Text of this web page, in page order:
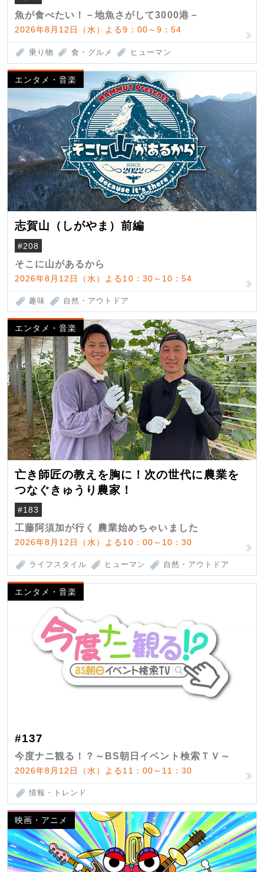
魚が食べたい！－地魚さがして3000港－
2026年8月12日（水）よる9：00～9：54
乗り物 食・グルメ ヒューマン
エンタメ・音楽
志賀山（しがやま）前編
#208
そこに山があるから
2026年8月12日（水）よる10：30～10：54
趣味 自然・アウトドア
エンタメ・音楽
亡き師匠の教えを胸に！次の世代に農業を
つなぐきゅうり農家！
#183
工藤阿須加が行く 農業始めちゃいました
2026年8月12日（水）よる10：00～10：30
ライフスタイル ヒューマン 自然・アウトドア
エンタメ・音楽
#137
今度ナニ観る！？～BS朝日イベント検索ＴＶ～
2026年8月12日（水）よる11：00～11：30
情報・トレンド
映画・アニメ